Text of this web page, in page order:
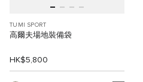
TUMI SPORT
高爾夫場地裝備袋
HK$5,800